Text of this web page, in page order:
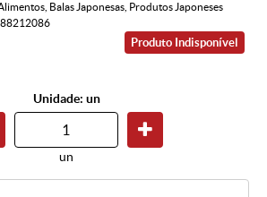
Balas Japonesas Produtos Japoneses
Produto Indisponível
Unidade: un
un